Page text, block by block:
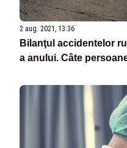
2 aug. 2021, 13:36
Bilanţul accidentelor
a anului. Câte